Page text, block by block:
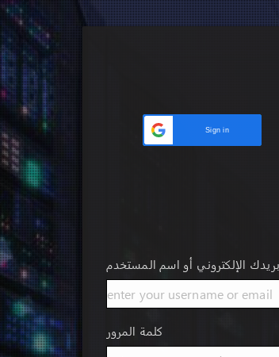
Sign in
الإلكتروني أو اسم المستخدم
كلمة المرور